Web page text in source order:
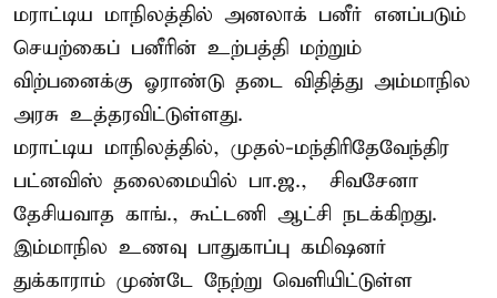
மராட்டிய மாநிலத்தில் அனலாக் பனீர் எனப்படும்
செயற்கைப் பனீரின் உற்பத்தி மற்றும்
விற்பனைக்கு ஓராண்டு தடை விதித்து அம்மாநில
அரசு உத்தரவிட்டுள்ளது.
மராட்டிய மாநிலத்தில், முதல்-மந்திரிதேவேந்திர
பட்னவிஸ் தலைமையில் பா.ஜ., – சிவசேனா –
தேசியவாத காங்., கூட்டணி ஆட்சி நடக்கிறது.
இம்மாநில உணவு பாதுகாப்பு கமிஷனர்
துக்காராம் முண்டே நேற்று வெளியிட்டுள்ள